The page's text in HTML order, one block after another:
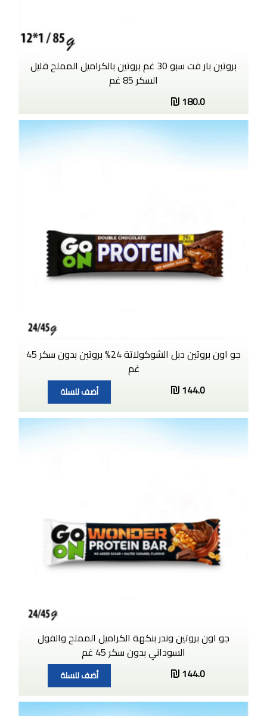
بروتين بار فت سبو 30 غم بروتين بالكراميل المملح قليل
السكر 85 غم
180.0
جو اون بروتين دبل الشوكولاتة 24% بروتين بدون سكر 45
غم
144.0
أضف للسلة
جو اون بروتين وندر بنكهة الكراميل المملح والفول
السوداني بدون سكر 45 غم
144.0
أضف للسلة